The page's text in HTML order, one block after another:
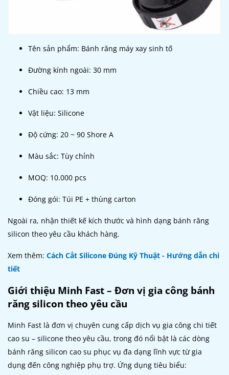
Tên sản phẩm: Bánh răng máy xay sinh tố
Đường kính ngoài: 30 mm
Chiều cao: 13 mm
Vật liệu: Silicone
Độ cứng: 20 ~ 90 Shore A
Màu sắc: Tùy chỉnh
MOQ: 10.000 pcs
Đóng gói: Túi PE + thùng carton
Ngoài ra, nhận thiết kế kích thước và hình dạng bánh răng
silicon theo yêu cầu khách hàng.
Xem thêm: Cách Cắt Silicone Đúng Kỹ Thuật - Hướng dẫn chi
tiết
Giới thiệu Minh Fast – Đơn vị gia công bánh
răng silicon theo yêu cầu
Minh Fast là đơn vị chuyên cung cấp dịch vụ gia công chi tiết
cao su – silicone theo yêu cầu, trong đó nổi bật là các dòng
bánh răng silicon cao su phục vụ đa dạng lĩnh vực từ gia
dụng đến công nghiệp phụ trợ. Ứng dụng tiêu biểu: